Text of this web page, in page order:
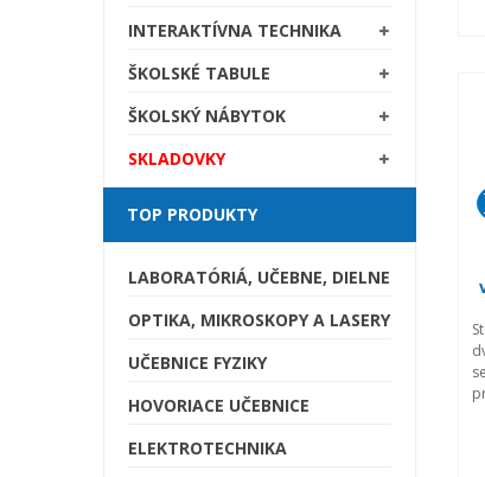
INTERAKTÍVNA TECHNIKA
ŠKOLSKÉ TABULE
ŠKOLSKÝ NÁBYTOK
SKLADOVKY
TOP PRODUKTY
LABORATÓRIÁ, UČEBNE, DIELNE
OPTIKA, MIKROSKOPY A LASERY
UČEBNICE FYZIKY
HOVORIACE UČEBNICE
ELEKTROTECHNIKA